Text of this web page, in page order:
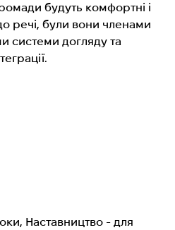
будуть комфортні і
речі, були вони членами
системи догляду та
Наставництво - для